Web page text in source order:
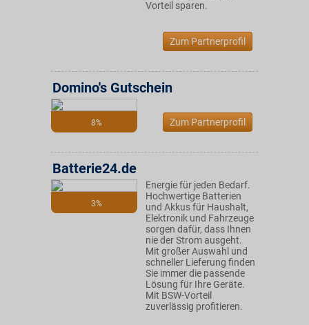
Vorteil sparen.
Zum Partnerprofil
8%
Domino's Gutschein
Zum Partnerprofil
3%
Batterie24.de
Energie für jeden Bedarf.
Hochwertige Batterien
und Akkus für Haushalt,
Elektronik und Fahrzeuge
sorgen dafür, dass Ihnen
nie der Strom ausgeht.
Mit großer Auswahl und
schneller Lieferung finden
Sie immer die passende
Lösung für Ihre Geräte.
Mit BSW-Vorteil
zuverlässig profitieren.